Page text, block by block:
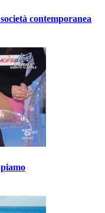
contemporanea